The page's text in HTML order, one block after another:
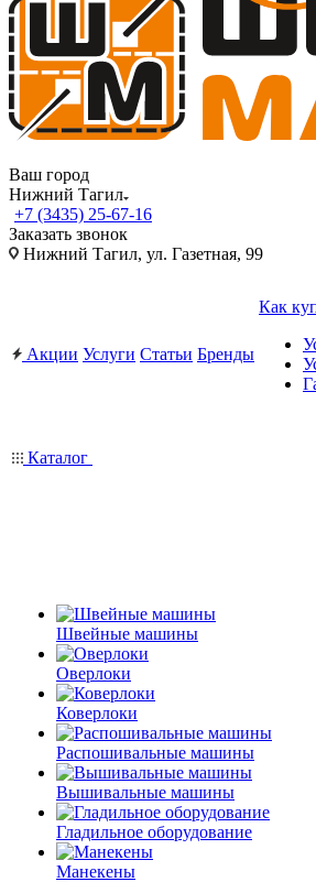
Ваш город
Нижний Тагил
+7 (3435) 25-67-16
Заказать звонок
Нижний Тагил, ул. Газетная, 99
Акции Услуги Статьи Бренды
Как
Каталог
Швейные машины
Оверлоки
Коверлоки
Распошивальные машины
Вышивальные машины
Гладильное оборудование
Манекены